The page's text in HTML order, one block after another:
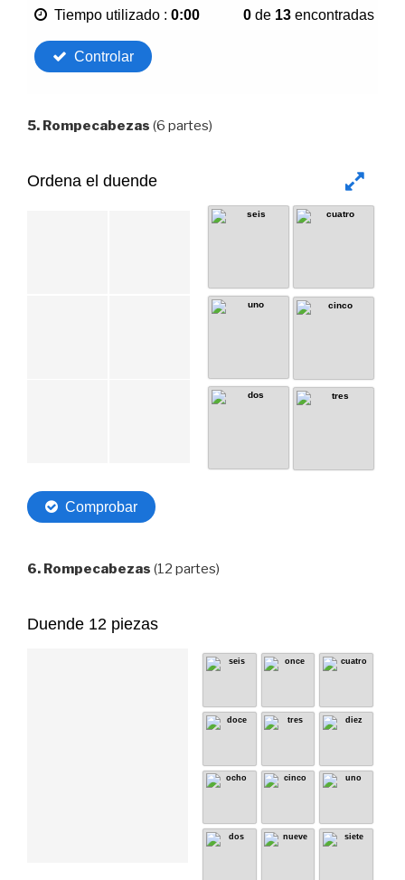
5. Rompecabezas (6 partes)
6. Rompecabezas (12 partes)